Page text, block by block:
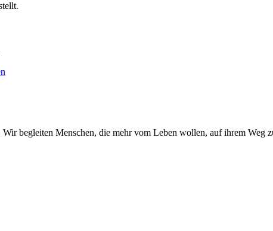
begleiten Menschen, die mehr vom Leben wollen, auf ihrem Weg